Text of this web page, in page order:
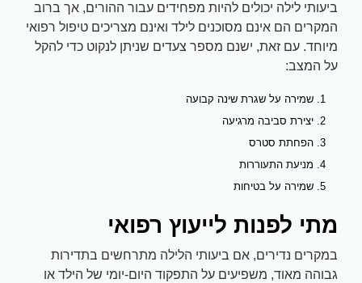
ביעותי לילה יכולים להיות מפחידים עבור ההורים, אך ברוב
המקרים הם אינם מסוכנים לילד ואינם מצריכים טיפול רפואי
מיוחד. עם זאת, ישנם מספר צעדים שניתן לנקוט כדי להקל
על המצב:
שמירה על שגרת שינה קבועה
יצירת סביבה מרגיעה
הפחתת סטרס
מניעת התעוררות
שמירה על בטיחות
מתי לפנות לייעוץ רפואי
במקרים נדירים, אם ביעותי הלילה מתרחשים בתדירות
גבוהה מאוד, משפיעים על התפקוד היום-יומי של הילד או